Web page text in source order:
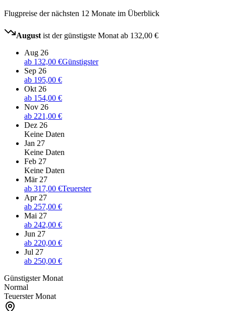
Flugpreise der nächsten 12 Monate im Überblick
August ist der günstigste Monat ab 132,00 €
Aug 26
ab 132,00 €Günstigster
Sep 26
ab 195,00 €
Okt 26
ab 154,00 €
Nov 26
ab 221,00 €
Dez 26
Keine Daten
Jan 27
Keine Daten
Feb 27
Keine Daten
Mär 27
ab 317,00 €Teuerster
Apr 27
ab 257,00 €
Mai 27
ab 242,00 €
Jun 27
ab 220,00 €
Jul 27
ab 250,00 €
Günstigster Monat
Normal
Teuerster Monat